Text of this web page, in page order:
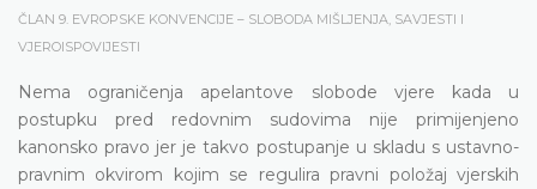
ČLAN 9. EVROPSKE KONVENCIJE – SLOBODA MIŠLJENJA, SAVJESTI I
VJEROISPOVIJESTI
Nema ograničenja apelantove slobode vjere kada u
postupku pred redovnim sudovima nije primijenjeno
kanonsko pravo jer je takvo postupanje u skladu s ustavno-
pravnim okvirom kojim se regulira pravni položaj vjerskih